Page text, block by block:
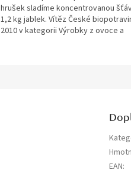
hrušek sladíme koncentrovanou
1,2 kg jablek. Vítěz České
2010 v kategorii Výrobky z ovoce a
EAN: